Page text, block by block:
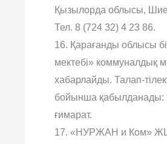
Қызылорда облысы,
Тел. 8 (724 32) 4 23 86.
16. Қарағанды облысы
мектебі» коммуналдық
хабарлайды. Талап-
бойынша қабылданады:
ғимарат.
17. «НУРЖАН и Ком»